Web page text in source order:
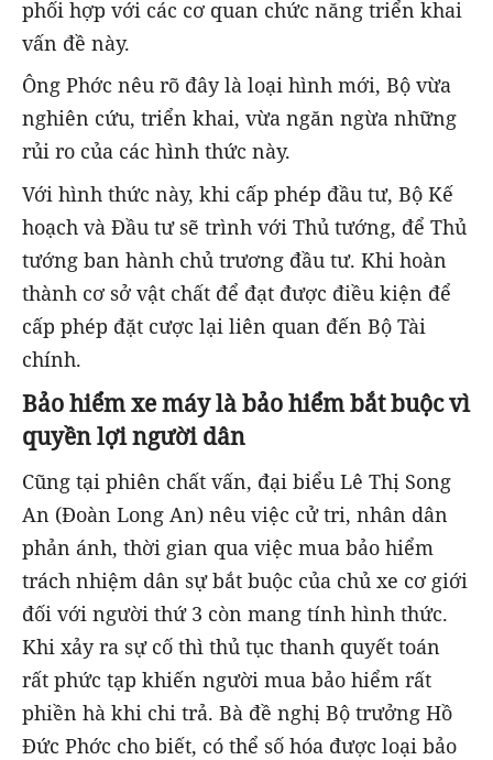
phối hợp với các cơ quan chức năng triển khai
vấn đề này.
Ông Phớc nêu rõ đây là loại hình mới, Bộ vừa
nghiên cứu, triển khai, vừa ngăn ngừa những
rủi ro của các hình thức này.
Với hình thức này, khi cấp phép đầu tư, Bộ Kế
hoạch và Đầu tư sẽ trình với Thủ tướng, để Thủ
tướng ban hành chủ trương đầu tư. Khi hoàn
thành cơ sở vật chất để đạt được điều kiện để
cấp phép đặt cược lại liên quan đến Bộ Tài
chính.
Bảo hiểm xe máy là bảo hiểm bắt buộc vì
quyền lợi người dân
Cũng tại phiên chất vấn, đại biểu Lê Thị Song
An (Đoàn Long An) nêu việc cử tri, nhân dân
phản ánh, thời gian qua việc mua bảo hiểm
trách nhiệm dân sự bắt buộc của chủ xe cơ giới
đối với người thứ 3 còn mang tính hình thức.
Khi xảy ra sự cố thì thủ tục thanh quyết toán
rất phức tạp khiến người mua bảo hiểm rất
phiền hà khi chi trả. Bà đề nghị Bộ trưởng Hồ
Đức Phớc cho biết, có thể số hóa được loại bảo